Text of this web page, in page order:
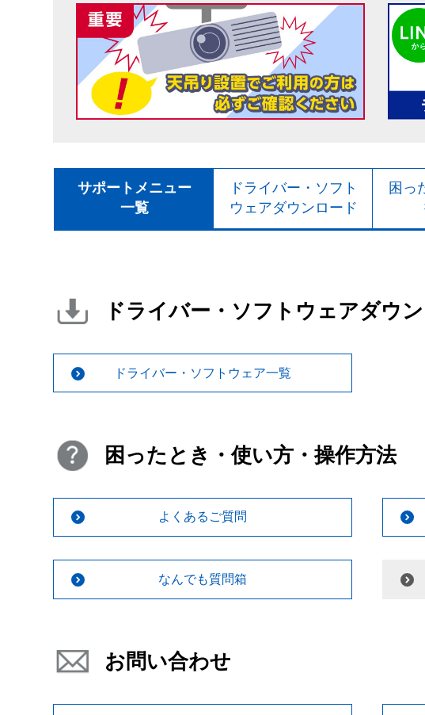
サポートメニュー
一覧
ドライバー・ソフト
ウェアダウンロード
困っ
ドライバー・ソフトウェアダウ
ドライバー・ソフトウェア一覧
困ったとき・使い方・操作方法
よくあるご質問
なんでも質問箱
お問い合わせ